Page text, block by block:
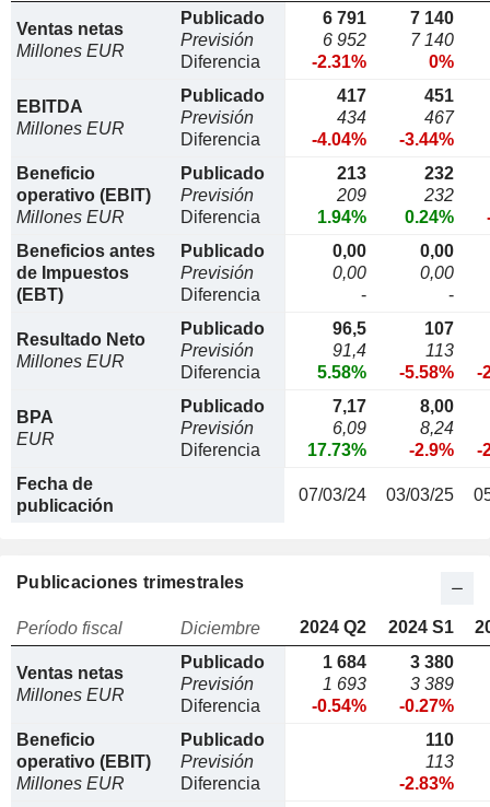
Ventas netas
Millones EUR
Publicado
Previsión
Diferencia
6 791
6 952
-2.31%
7 140
7 140
0%
EBITDA
Millones EUR
Publicado
Previsión
Diferencia
417
434
-4.04%
451
467
-3.44%
Beneficio
operativo (EBIT)
Millones EUR
Publicado
Previsión
Diferencia
213
209
1.94%
232
232
0.24%
Beneficios antes
de Impuestos
(EBT)
Publicado
Previsión
Diferencia
0,00
0,00
-
0,00
0,00
-
Resultado Neto
Millones EUR
Publicado
Previsión
Diferencia
96,5
91,4
5.58%
107
113
-5.58%
-
BPA
EUR
Publicado
Previsión
Diferencia
7,17
6,09
17.73%
8,00
8,24
-2.9%
-
Fecha de
publicación
07/03/24 03/03/25
Publicaciones trimestrales
Período fiscal Diciembre 2024 Q2 2024 S1
Ventas netas
Millones EUR
Publicado
Previsión
Diferencia
1 684
1 693
-0.54%
3 380
3 389
-0.27%
Beneficio
operativo (EBIT)
Millones EUR
Publicado
Previsión
Diferencia
110
113
-2.83%